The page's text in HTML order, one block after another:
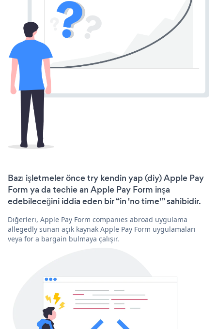
Bazı işletmeler önce try kendin yap (diy) Apple Pay
Form ya da techie an Apple Pay Form inşa
edebileceğini iddia eden bir “in 'no time'” sahibidir.
Diğerleri, Apple Pay Form companies abroad uygulama
allegedly sunan açık kaynak Apple Pay Form uygulamaları
veya for a bargain bulmaya çalışır.